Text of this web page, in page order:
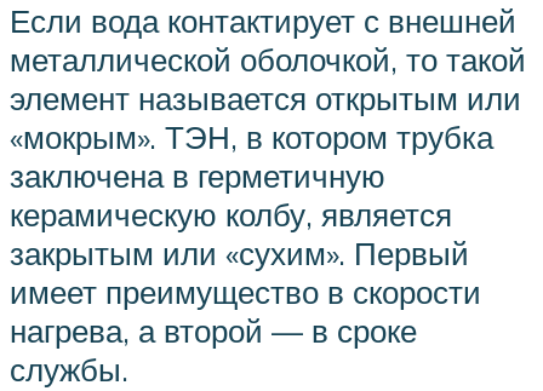
Если вода контактирует с внешней
металлической оболочкой, то такой
элемент называется открытым или
«мокрым». ТЭН, в котором трубка
заключена в герметичную
керамическую колбу, является
закрытым или «сухим». Первый
имеет преимущество в скорости
нагрева, а второй — в сроке
службы.